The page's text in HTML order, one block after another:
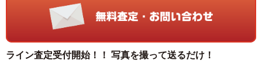
ライン査定受付開始！！ 写真を撮って送るだけ！